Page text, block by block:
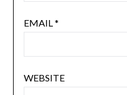
EMAIL*
WEBSITE